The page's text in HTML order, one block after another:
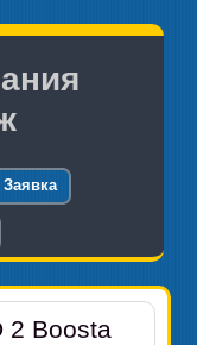
Заявка
2 Boosta